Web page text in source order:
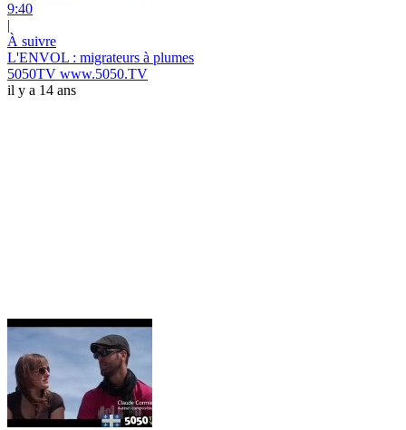
9:40
|
À suivre
L'ENVOL : migrateurs à plumes
5050TV www.5050.TV
il y a 14 ans